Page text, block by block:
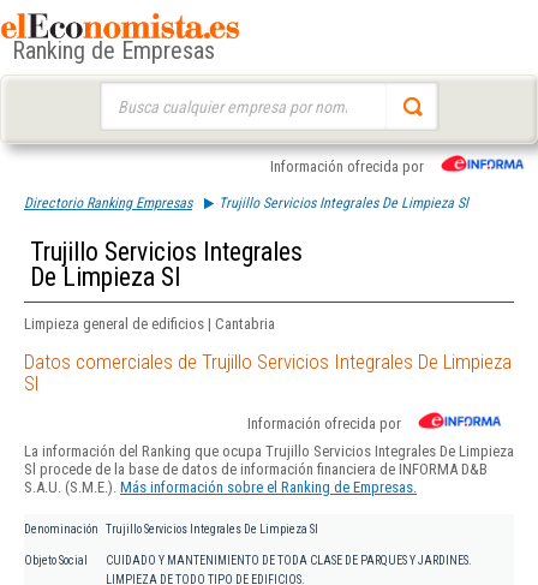
Ranking de Empresas
Información ofrecida por
Directorio Ranking Empresas Trujillo Servicios Integrales De Limpieza Sl
Trujillo Servicios Integrales
De Limpieza Sl
Limpieza general de edificios | Cantabria
Datos comerciales de Trujillo Servicios Integrales De Limpieza
Sl
Información ofrecida por
La información del Ranking que ocupa Trujillo Servicios Integrales De Limpieza
Sl procede de la base de datos de información financiera de INFORMA D&B
S.A.U. (S.M.E.). Más información sobre el Ranking de Empresas.
Denominación Trujillo Servicios Integrales De Limpieza Sl
Objeto Social
CUIDADO Y MANTENIMIENTO DE TODA CLASE DE PARQUES Y JARDINES.
LIMPIEZA DE TODO TIPO DE EDIFICIOS.